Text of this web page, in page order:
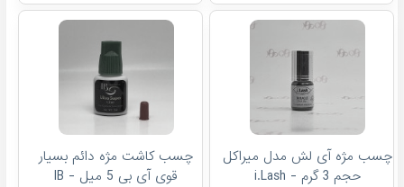
چسب مژه آی لش مدل میراکل
حجم 3 گرم - i.Lash
چسب کاشت مژه دائم بسیار
قوی آی بی 5 میل - IB